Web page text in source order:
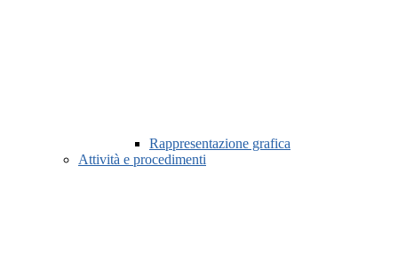
Rappresentazione grafica
Attività e procedimenti